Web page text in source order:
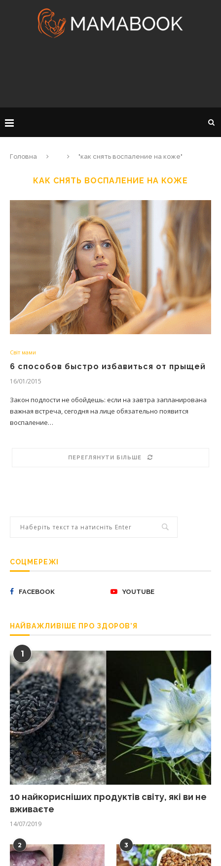
Головна "как снять воспаление на коже"
КАК СНЯТЬ ВОСПАЛЕНИЕ НА КОЖЕ
Світ мами
6 способов быстро избавиться от прыщей
16/01/2015
Закон подлости не обойдешь: если на завтра запланирована
важная встреча, сегодня на лице обязательно появится
воспаление…
ПЕРЕГЛЯНУТИ БІЛЬШЕ
СОЦМЕРЕЖІ
FACEBOOK YOUTUBE
НАЙВАЖЛИВІШЕ ПРО ЗДОРОВ’Я
1
10 найкорисніших продуктів світу, які ви не
вживаєте
14/07/2019
2 3